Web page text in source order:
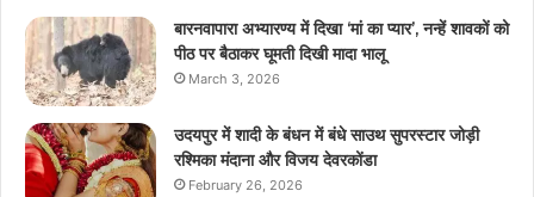
बारनवापारा अभ्यारण्य में दिखा ‘मां का प्यार’, नन्हें शावकों को
पीठ पर बैठाकर घूमती दिखी मादा भालू
March 3, 2026
उदयपुर में शादी के बंधन में बंधे साउथ सुपरस्टार जोड़ी
रश्मिका मंदाना और विजय देवरकोंडा
February 26, 2026